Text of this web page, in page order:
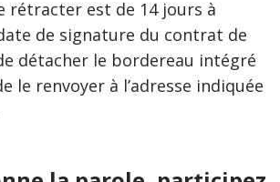
rétracter est de 14 jours à
de signature du contrat de
détacher le bordereau intégré
le renvoyer à l’adresse indiquée